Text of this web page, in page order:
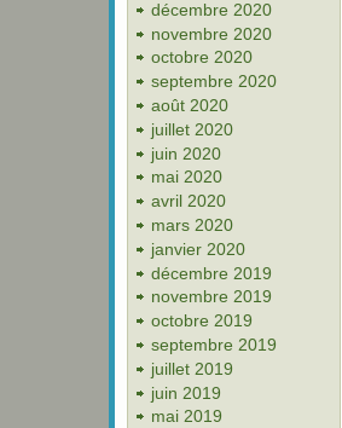
décembre 2020
novembre 2020
octobre 2020
septembre 2020
août 2020
juillet 2020
juin 2020
mai 2020
avril 2020
mars 2020
janvier 2020
décembre 2019
novembre 2019
octobre 2019
septembre 2019
juillet 2019
juin 2019
mai 2019